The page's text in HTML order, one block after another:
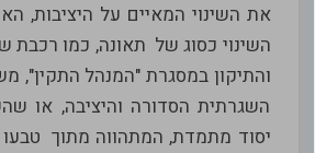
את השינוי המאיים על היציבות,
השינוי כסוג של תאונה, כמו רכבת
והתיקון במסגרת "המנהל התקין",
השגרתית הסדורה והיציבה, או
יסוד מתמדת, המתהווה מתוך טבעו